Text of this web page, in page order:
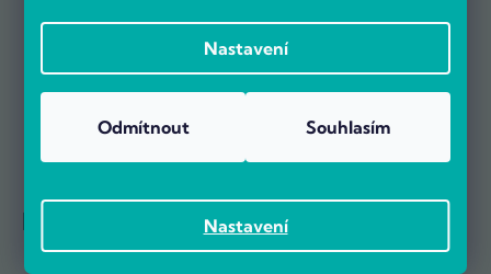
Nastavení
Nastavení
Odmítnout Souhlasím
Recenze zákazníků z Heureky
Reference firem